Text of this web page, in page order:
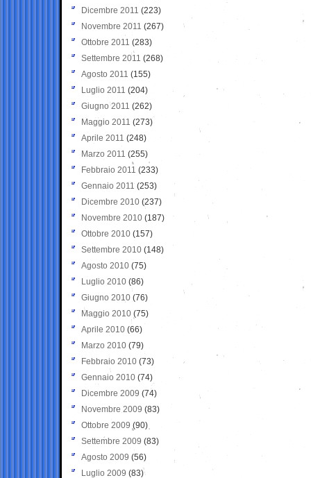
Dicembre 2011 (223)
Novembre 2011 (267)
Ottobre 2011 (283)
Settembre 2011 (268)
Agosto 2011 (155)
Luglio 2011 (204)
Giugno 2011 (262)
Maggio 2011 (273)
Aprile 2011 (248)
Marzo 2011 (255)
Febbraio 2011 (233)
Gennaio 2011 (253)
Dicembre 2010 (237)
Novembre 2010 (187)
Ottobre 2010 (157)
Settembre 2010 (148)
Agosto 2010 (75)
Luglio 2010 (86)
Giugno 2010 (76)
Maggio 2010 (75)
Aprile 2010 (66)
Marzo 2010 (79)
Febbraio 2010 (73)
Gennaio 2010 (74)
Dicembre 2009 (74)
Novembre 2009 (83)
Ottobre 2009 (90)
Settembre 2009 (83)
Agosto 2009 (56)
Luglio 2009 (83)